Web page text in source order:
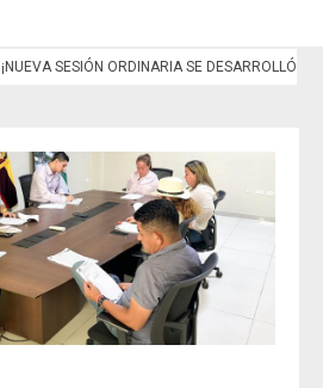
¡NUEVA SESIÓN ORDINARIA SE DESARROLLÓ